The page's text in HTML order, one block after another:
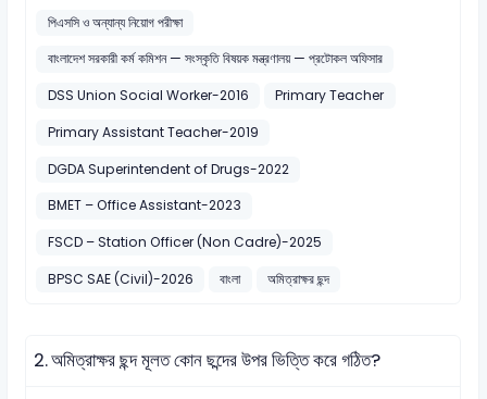
পিএসসি ও অন্যান্য নিয়োগ পরীক্ষা
বাংলাদেশ সরকারী কর্ম কমিশন — সংস্কৃতি বিষয়ক মন্ত্রণালয় — প্রটোকল অফিসার
DSS Union Social Worker-2016
Primary Teacher
Primary Assistant Teacher-2019
DGDA Superintendent of Drugs-2022
BMET – Office Assistant-2023
FSCD – Station Officer (Non Cadre)-2025
BPSC SAE (Civil)-2026
বাংলা অমিত্রাক্ষর ছন্দ
2.অমিত্রাক্ষর ছন্দ মূলত কোন ছন্দের উপর ভিত্তি করে গঠিত?